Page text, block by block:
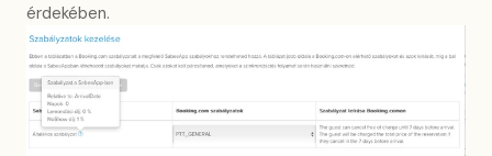
érdekében.